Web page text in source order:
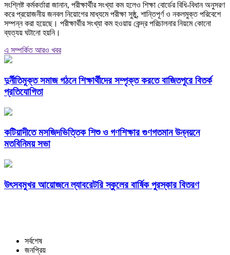
সংশ্লিষ্ট কর্মকর্তারা জানান, পরীক্ষার্থীর সংখ্যা কম হলেও শিক্ষা বোর্ডের বিধি-বিধান অনুসরণ
করে প্রয়োজনীয় জনবল নিয়োগের মাধ্যমে পরীক্ষা সুষ্ঠু, শান্তিপূর্ণ ও নকলমুক্ত পরিবেশে
সম্পন্ন করা হয়েছে। পরীক্ষার্থীর সংখ্যা কম হওয়ায় কেন্দ্র পরিচালনার নিয়মে কোনো
ব্যত্যয় ঘটানো হয়নি।
এ সম্পর্কিত আরও খবর
দুর্নীতিমুক্ত সমাজ গঠনে শিক্ষার্থীদের সম্পৃক্ত করতে বাজিতপুরে বিতর্ক
প্রতিযোগিতা
কটিয়াদীতে মসজিদভিত্তিক শিশু ও গণশিক্ষার গুণগতমান উন্নয়নে
মতবিনিময় সভা
উৎসবমুখর আয়োজনে ল্যাবরেটরি স্কুলের বার্ষিক পুরস্কার বিতরণ
সর্বশেষ
জনপ্রিয়